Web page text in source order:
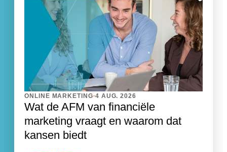
ONLINE MARKETING.4 AUG. 2026
Wat de AFM van financiële
marketing vraagt en waarom dat
kansen biedt